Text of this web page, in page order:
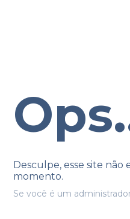
Desculpe, esse site não
momento.
Se você é um